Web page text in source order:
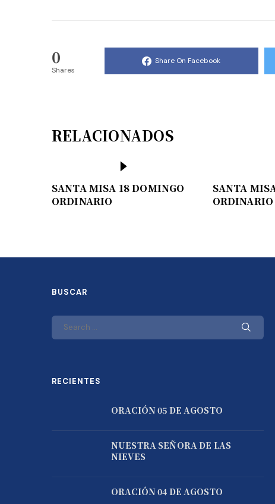
0
Shares
Share On Facebook
RELACIONADOS
SANTA MISA 18 DOMINGO
ORDINARIO
SANTA
ORDINARIO
BUSCAR
RECIENTES
ORACIÓN 05 DE AGOSTO
NUESTRA SEÑORA DE LAS
NIEVES
ORACIÓN 04 DE AGOSTO